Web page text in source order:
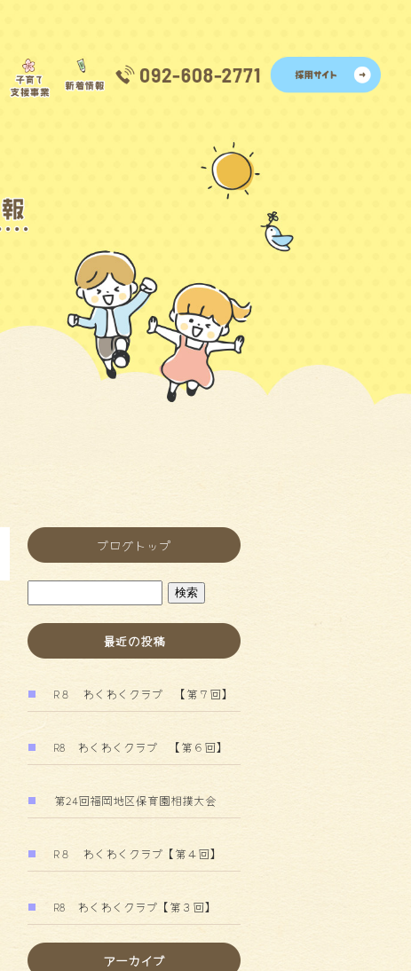
ブログトップ
最近の投稿
R８ わくわくクラブ 【第７回】
R8 わくわくクラブ 【第６回】
第24回福岡地区保育園相撲大会
R８ わくわくクラブ【第４回】
R8 わくわくクラブ【第３回】
アーカイブ